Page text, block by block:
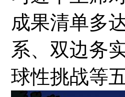
成果清单多
系、双边务
球性挑战等